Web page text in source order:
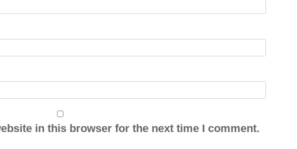
in this browser for the next time I comment.